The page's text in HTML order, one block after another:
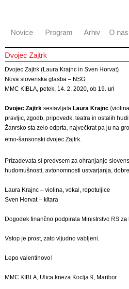
Novice Program Arhiv O nas
Dvojec Zajtrk
Dvojec Zajtrk (Laura Krajnc in Sven Horvat)
Nova slovenska glasba – NSG
MMC KIBLA, petek, 14. 2. 2020, ob 19. uri
Dvojec Zajtrk sestavljata Laura Krajnc
pravljic, zgodb, pripovedk, teatra in ostalih
Žanrsko sta zelo odprta, največkrat pa ju na
etno-šansonski dvojec Zajtrk.
Prizadevata si predvsem za ohranjanje
hudomušnosti, avtonomnosti ustvarjanja,
Laura Krajnc – violina, vokal, ropotuljice
Sven Horvat – kitara
Dogodek finančno podpirata Ministrstvo RS
Vstop je prost, zato vljudno vabljeni.
Lepo valentinovo!
MMC KIBLA, Ulica kneza Koclja 9, Maribor